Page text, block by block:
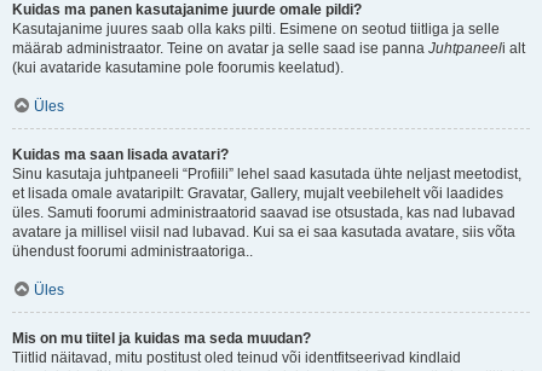
Kuidas ma panen kasutajanime juurde omale pildi?
Kasutajanime juures saab olla kaks pilti. Esimene on seotud tiitliga ja selle
määrab administraator. Teine on avatar ja selle saad ise panna Juhtpaneeli alt
(kui avataride kasutamine pole foorumis keelatud).
Üles
Kuidas ma saan lisada avatari?
Sinu kasutaja juhtpaneeli “Profiili” lehel saad kasutada ühte neljast meetodist,
et lisada omale avataripilt: Gravatar, Gallery, mujalt veebilehelt või laadides
üles. Samuti foorumi administraatorid saavad ise otsustada, kas nad lubavad
avatare ja millisel viisil nad lubavad. Kui sa ei saa kasutada avatare, siis võta
ühendust foorumi administraatoriga..
Üles
Mis on mu tiitel ja kuidas ma seda muudan?
Tiitlid näitavad, mitu postitust oled teinud või identfitseerivad kindlaid